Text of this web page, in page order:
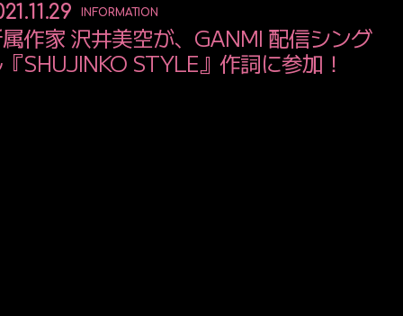
INFORMATION
作家 沢井美空が、GANMI 配信シング
SHUJINKO STYLE』作詞に参加！